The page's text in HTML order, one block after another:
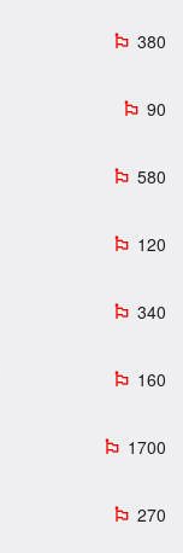
emoji_flags 380
emoji_flags 90
emoji_flags 580
emoji_flags 120
emoji_flags 340
emoji_flags 160
emoji_flags 1700
emoji_flags 270